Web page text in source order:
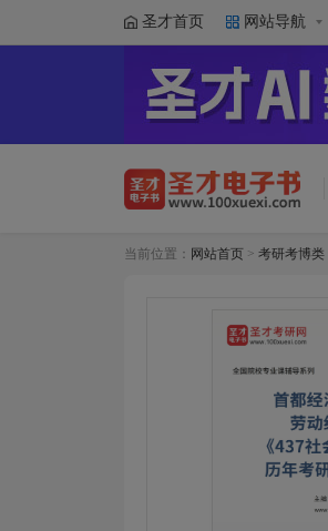
圣才首页 网站导航
当前位置： 网站首页 > 考研考博类